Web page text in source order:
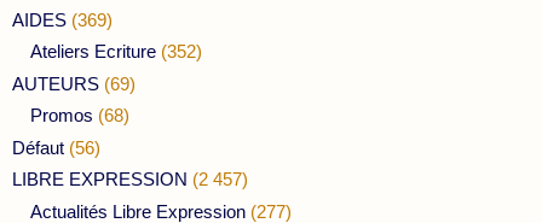
AIDES (369)
Ateliers Ecriture (352)
AUTEURS (69)
Promos (68)
Défaut (56)
LIBRE EXPRESSION (2 457)
Actualités Libre Expression (277)